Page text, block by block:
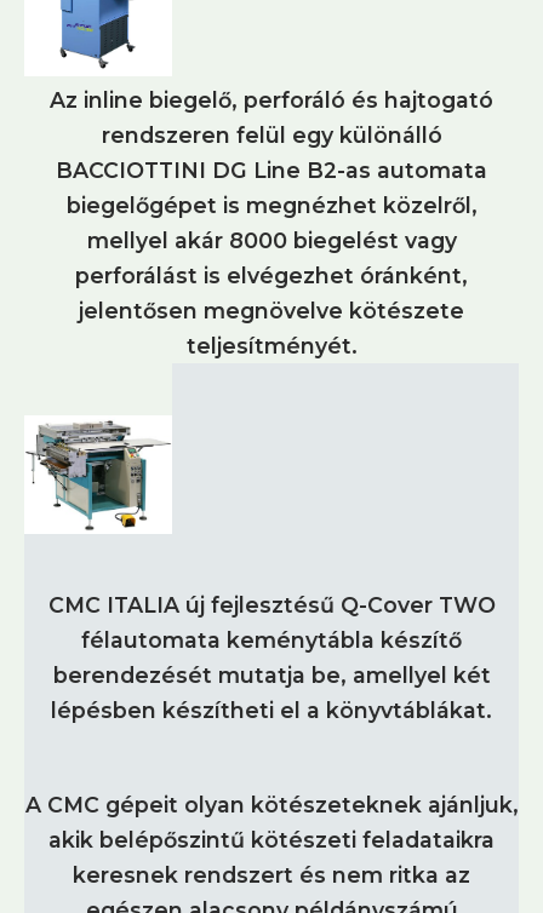
Az inline biegelő, perforáló és hajtogató
rendszeren felül egy különálló
BACCIOTTINI DG Line B2-as automata
biegelőgépet is megnézhet közelről,
mellyel akár 8000 biegelést vagy
perforálást is elvégezhet óránként,
jelentősen megnövelve kötészete
teljesítményét.
CMC ITALIA új fejlesztésű Q-Cover TWO
félautomata keménytábla készítő
berendezését mutatja be, amellyel két
lépésben készítheti el a könyvtáblákat.
A CMC gépeit olyan kötészeteknek ajánljuk,
akik belépőszintű kötészeti feladataikra
keresnek rendszert és nem ritka az